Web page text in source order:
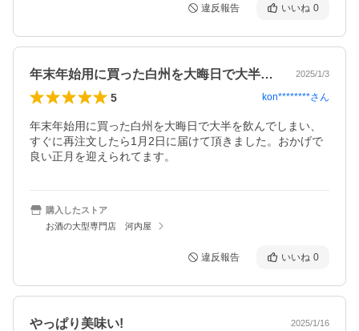
違反報告 いいね 0
年末年始用に買った白州を大晦日で大半を… 2025/1/3
5 kon********さん
年末年始用に買った白州を大晦日で大半を飲んでしまい、
すぐに再注文したら1月2日に届けて頂きました。おかげで
良い正月を迎えられてます。
購入したストア
お酒の大型専門店 河内屋
違反報告 いいね 0
やっぱり美味い! 2025/1/16